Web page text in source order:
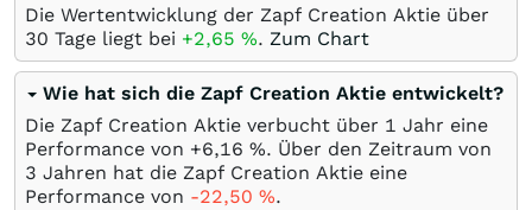
Die Wertentwicklung der Zapf Creation Aktie über
30 Tage liegt bei +2,65 %. Zum Chart
Wie hat sich die Zapf Creation Aktie entwickelt?
Die Zapf Creation Aktie verbucht über 1 Jahr eine
Performance von +6,16 %. Über den Zeitraum von
3 Jahren hat die Zapf Creation Aktie eine
Performance von -22,50 %.